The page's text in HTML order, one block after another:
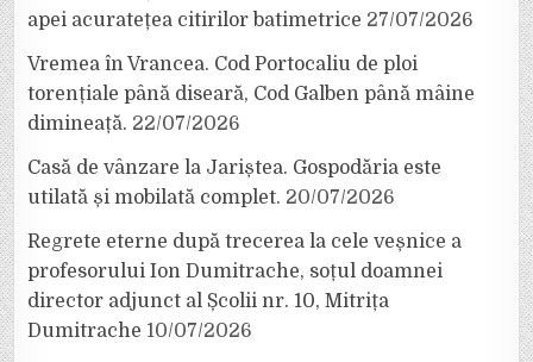
apei acuratețea citirilor batimetrice 27/07/2026
Vremea în Vrancea. Cod Portocaliu de ploi
torențiale până diseară, Cod Galben până mâine
dimineață. 22/07/2026
Casă de vânzare la Jariștea. Gospodăria este
utilată și mobilată complet. 20/07/2026
Regrete eterne după trecerea la cele veșnice a
profesorului Ion Dumitrache, soțul doamnei
director adjunct al Școlii nr. 10, Mitrița
Dumitrache 10/07/2026